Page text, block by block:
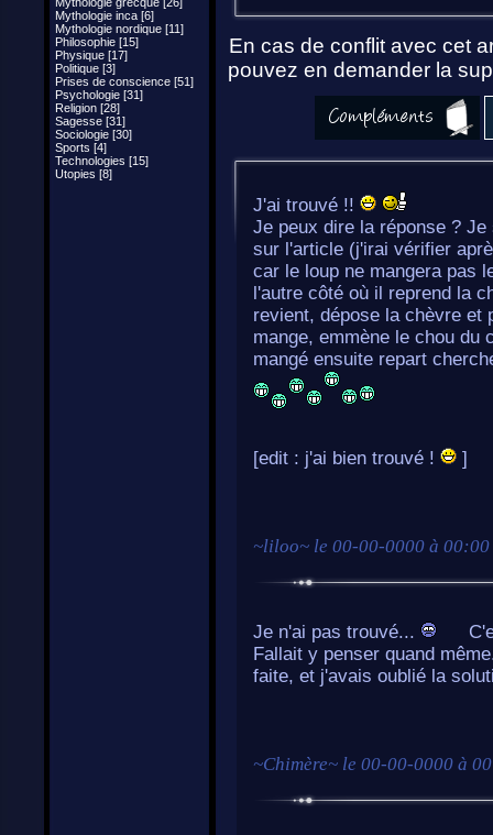
Mythologie inca [6]
Mythologie nordique [11]
Philosophie [15]
Physique [17]
Politique [3]
Prises de conscience [51]
Psychologie [31]
Religion [28]
Sagesse [31]
Sociologie [30]
Sports [4]
Technologies [15]
Utopies [8]
En cas de conflit avec cet
pouvez en demander la
J'ai trouvé !!
Je peux dire la réponse ?
sur l'article (j'irai vérifier
car le loup ne mangera pas
l'autre côté où il reprend la
revient, dépose la chèvre et
mange, emmène le chou du
mangé ensuite repart
[edit : j'ai bien trouvé ! ]
~liloo~ le 00-00-0000 à 00:00
Je n'ai pas trouvé...
Fallait y penser quand
faite, et j'avais oublié la
~Chimère~ le 00-00-0000 à